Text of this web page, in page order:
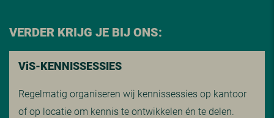
VERDER KRIJG JE BIJ ONS:
ViS-KENNISSESSIES
Regelmatig organiseren wij kennissessies op kantoor
of op locatie om kennis te ontwikkelen én te delen.